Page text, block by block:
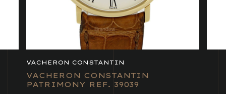
VACHERON CONSTANTIN
VACHERON CONSTANTIN
PATRIMONY REF. 39039